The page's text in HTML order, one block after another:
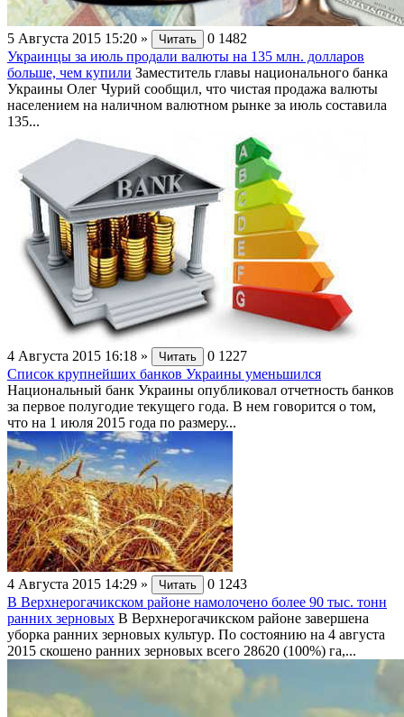
5 Августа 2015 15:20 » Читать 0 1482
Украинцы за июль продали валюты на 135 млн. долларов
больше, чем купили Заместитель главы национального банка
Украины Олег Чурий сообщил, что чистая продажа валюты
населением на наличном валютном рынке за июль составила
135...
4 Августа 2015 16:18 » Читать 0 1227
Список крупнейших банков Украины уменьшился
Национальный банк Украины опубликовал отчетность банков
за первое полугодие текущего года. В нем говорится о том,
что на 1 июля 2015 года по размеру...
4 Августа 2015 14:29 » Читать 0 1243
В Верхнерогачикском районе намолочено более 90 тыс. тонн
ранних зерновых В Верхнерогачикском районе завершена
уборка ранних зерновых культур. По состоянию на 4 августа
2015 скошено ранних зерновых всего 28620 (100%) га,...